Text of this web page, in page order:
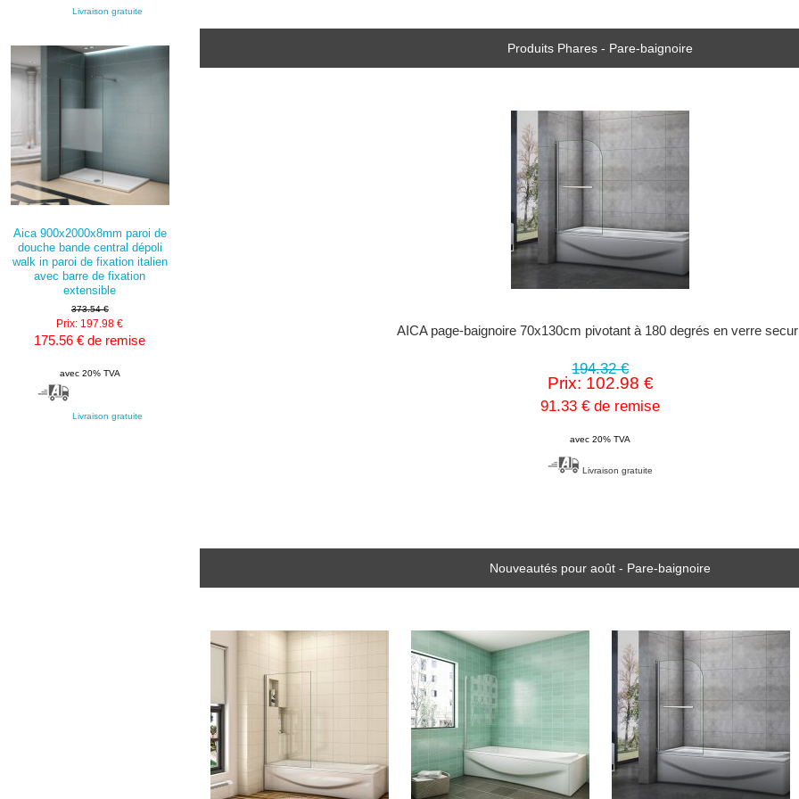
Livraison gratuite
Aica 900x2000x8mm paroi de
douche bande central dépoli
walk in paroi de fixation italien
avec barre de fixation
extensible
373.54 €
Prix: 197.98 €
175.56 € de remise
avec 20% TVA
Livraison gratuite
Produits Phares - Pare-baignoire
AICA page-baignoire 70x130cm pivotant à 180 degrés en verre
194.32 €
Prix: 102.98 €
91.33 € de remise
avec 20% TVA
Livraison gratuite
Nouveautés pour août - Pare-baignoire